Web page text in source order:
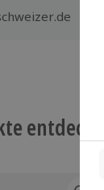
entdecken